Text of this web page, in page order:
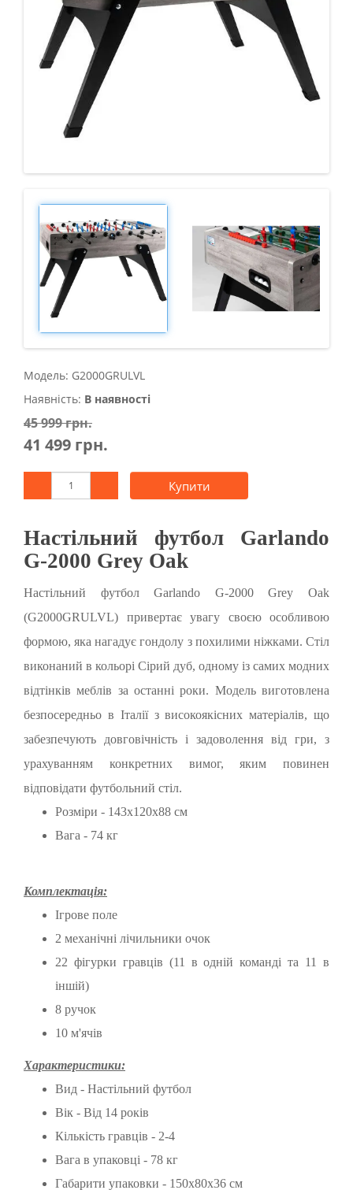
Модель: G2000GRULVL
Наявність: В наявності
45 999 грн.
41 499 грн.
Купити
Настільний футбол Garlando
G-2000 Grey Oak
Настільний футбол Garlando G-2000 Grey Oak
(G2000GRULVL) привертає увагу своєю особливою
формою, яка нагадує гондолу з похилими ніжками. Стіл
виконаний в кольорі Сірий дуб, одному із самих модних
відтінків меблів за останні роки. Модель виготовлена
безпосередньо в Італії з високоякісних матеріалів, що
забезпечують довговічність і задоволення від гри, з
урахуванням конкретних вимог, яким повинен
відповідати футбольний стіл.
Розміри - 143х120х88 см
Вага - 74 кг
Комплектація:
Ігрове поле
2 механічні лічильники очок
22 фігурки гравців (11 в одній команді та 11 в
іншій)
8 ручок
10 м'ячів
Характеристики:
Вид - Настільний футбол
Вік - Від 14 років
Кількість гравців - 2-4
Вага в упаковці - 78 кг
Габарити упаковки - 150x80x36 см